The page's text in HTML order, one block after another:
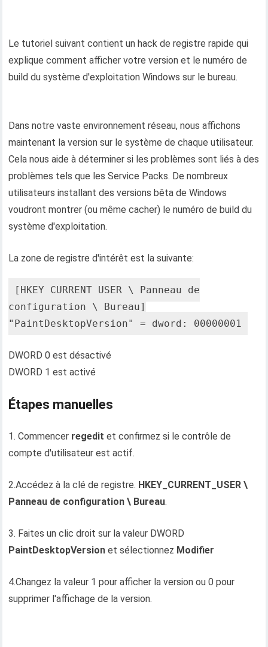
Le tutoriel suivant contient un hack de registre rapide qui
explique comment afficher votre version et le numéro de
build du système d'exploitation Windows sur le bureau.
Dans notre vaste environnement réseau, nous affichons
maintenant la version sur le système de chaque utilisateur.
Cela nous aide à déterminer si les problèmes sont liés à des
problèmes tels que les Service Packs. De nombreux
utilisateurs installant des versions bêta de Windows
voudront montrer (ou même cacher) le numéro de build du
système d'exploitation.
La zone de registre d'intérêt est la suivante:
[HKEY_CURRENT_USER \ Panneau de
configuration \ Bureau]
"PaintDesktopVersion" = dword: 00000001
DWORD 0 est désactivé
DWORD 1 est activé
Étapes manuelles
1. Commencer regedit et confirmez si le contrôle de
compte d'utilisateur est actif.
2.Accédez à la clé de registre. HKEY_CURRENT_USER \
Panneau de configuration \ Bureau.
3. Faites un clic droit sur la valeur DWORD
PaintDesktopVersion et sélectionnez Modifier
4.Changez la valeur 1 pour afficher la version ou 0 pour
supprimer l'affichage de la version.